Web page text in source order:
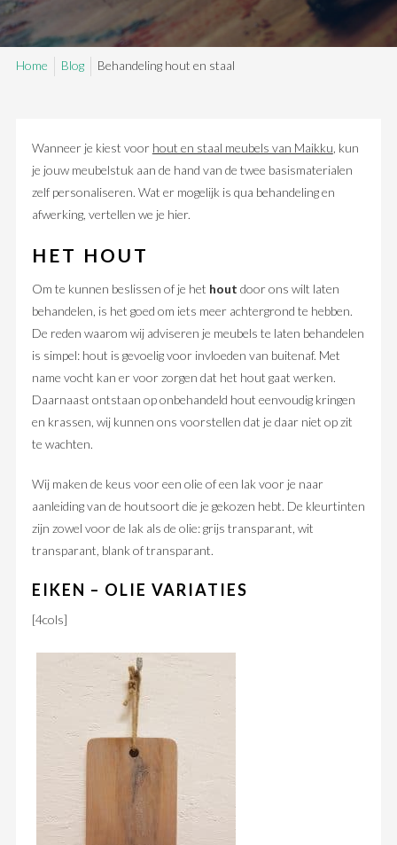
SAMPLE SALE
Maatwerk aanvragen
Home Blog Behandeling hout en staal
Wanneer je kiest voor hout en staal meubels van Maikku , kun
je jouw meubelstuk aan de hand van de twee basismaterialen
zelf personaliseren. Wat er mogelijk is qua behandeling en
afwerking, vertellen we je hier.
HET HOUT
Om te kunnen beslissen of je het hout door ons wilt laten
behandelen, is het goed om iets meer achtergrond te hebben.
De reden waarom wij adviseren je meubels te laten behandelen
is simpel: hout is gevoelig voor invloeden van buitenaf. Met
name vocht kan er voor zorgen dat het hout gaat werken.
Daarnaast ontstaan op onbehandeld hout eenvoudig kringen
en krassen, wij kunnen ons voorstellen dat je daar niet op zit
te wachten.
Wij maken de keus voor een olie of een lak voor je naar
aanleiding van de houtsoort die je gekozen hebt. De kleurtinten
zijn zowel voor de lak als de olie: grijs transparant, wit
transparant, blank of transparant.
EIKEN – OLIE VARIATIES
[4cols]